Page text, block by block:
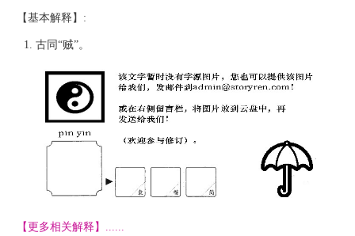
【基本解释】:
古同“贼”。
【更多相关解释】......